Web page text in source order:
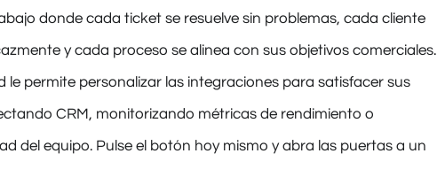
donde cada ticket se resuelve sin problemas, cada cliente
y cada proceso se alinea con sus objetivos comerciales.
le permite personalizar las integraciones para satisfacer sus
CRM, monitorizando métricas de rendimiento o
del equipo. Pulse el botón hoy mismo y abra las puertas a un